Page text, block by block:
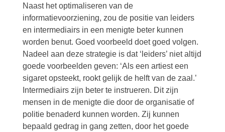
Naast het optimaliseren van de
informatievoorziening, zou de positie van leiders
en intermediairs in een menigte beter kunnen
worden benut. Goed voorbeeld doet goed volgen.
Nadeel aan deze strategie is dat ‘leiders’ niet altijd
goede voorbeelden geven: ‘Als een artiest een
sigaret opsteekt, rookt gelijk de helft van de zaal.’
Intermediairs zijn beter te instrueren. Dit zijn
mensen in de menigte die door de organisatie of
politie benaderd kunnen worden. Zij kunnen
bepaald gedrag in gang zetten, door het goede